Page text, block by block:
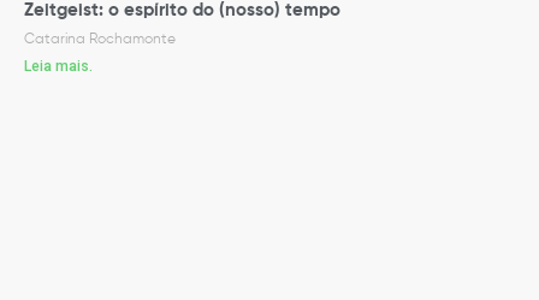
Zeitgeist: o espírito do (nosso) tempo
Catarina Rochamonte
Leia mais.